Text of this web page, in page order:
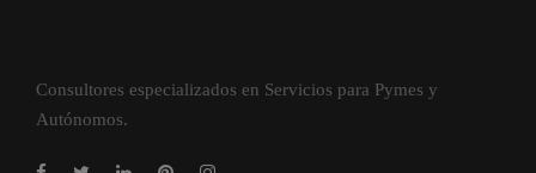
Consultores especializados en Servicios para Pymes y
Autónomos.